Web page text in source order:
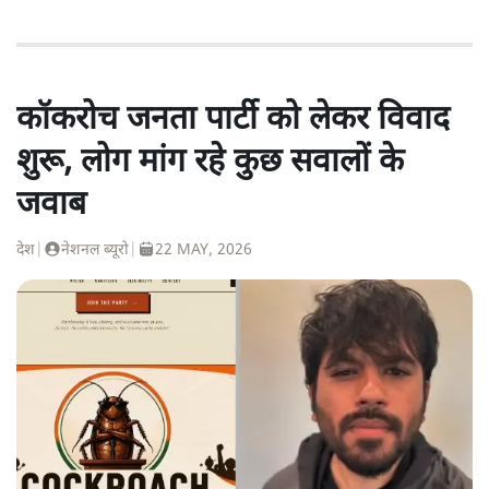
कॉकरोच जनता पार्टी को लेकर विवाद
शुरू, लोग मांग रहे कुछ सवालों के
जवाब
देश नेशनल ब्यूरो 22 MAY, 2026